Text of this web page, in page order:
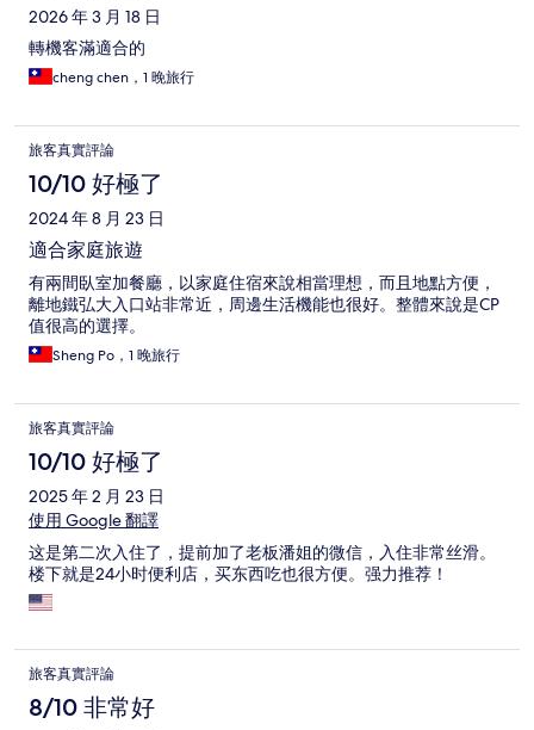
2026 年 3 月 18 日
轉機客滿適合的
cheng chen，1 晚旅行
旅客真實評論
10/10 好極了
2024 年 8 月 23 日
適合家庭旅遊
有兩間臥室加餐廳，以家庭住宿來說相當理想，而且地點方便，
離地鐵弘大入口站非常近，周邊生活機能也很好。整體來說是CP
值很高的選擇。
Sheng Po，1 晚旅行
旅客真實評論
10/10 好極了
2025 年 2 月 23 日
使用 Google 翻譯
这是第二次入住了，提前加了老板潘姐的微信，入住非常丝滑。
楼下就是24小时便利店，买东西吃也很方便。强力推荐！
旅客真實評論
8/10 非常好